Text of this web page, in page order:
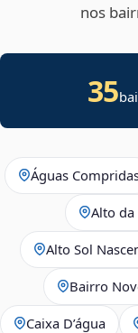
nos
35
Águas
Alto da
Alto Sol
Bairro
Caixa D’água